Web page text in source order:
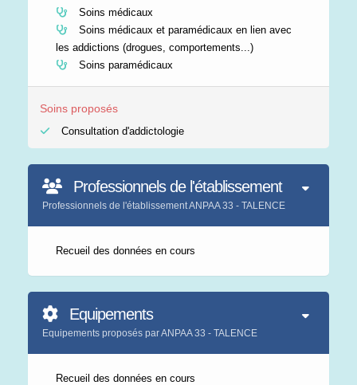
Soins médicaux
Soins médicaux et paramédicaux en lien avec
les addictions (drogues, comportements...)
Soins paramédicaux
Soins proposés
Consultation d'addictologie
Professionnels de l'établissement
Professionnels de l'établissement ANPAA 33 - TALENCE
Recueil des données en cours
Equipements
Equipements proposés par ANPAA 33 - TALENCE
Recueil des données en cours